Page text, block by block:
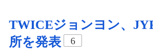
TWICEジョンヨン、
所を発表
6